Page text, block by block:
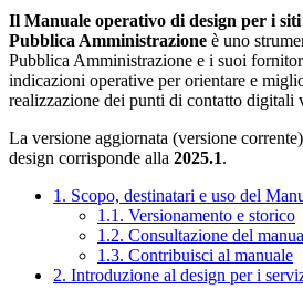
Il Manuale operativo di design per i
Pubblica Amministrazione è uno
Pubblica Amministrazione e i suoi
indicazioni operative per orientare e
realizzazione dei punti di contatto digitali
La versione aggiornata (versione
design corrisponde alla 2025.1.
1. Scopo, destinatari e uso del
1.1. Versionamento e storico
1.2. Consultazione del
1.3. Contribuisci al manuale
2. Introduzione al design per i